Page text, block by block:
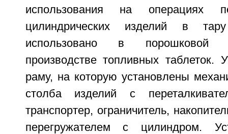
использования на операциях
цилиндрических изделий в
использовано в порошковой
производстве топливных таблеток.
раму, на которую установлены
столба изделий с
транспортер, ограничитель,
перегружателем с цилиндром.